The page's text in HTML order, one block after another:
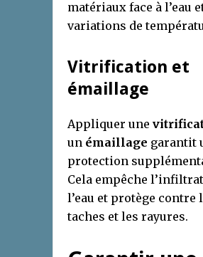
matériaux face à l’eau
variations de
Vitrification et
émaillage
Appliquer une
un émaillage garantit
protection
Cela empêche
l’eau et protège contre
taches et les rayures.